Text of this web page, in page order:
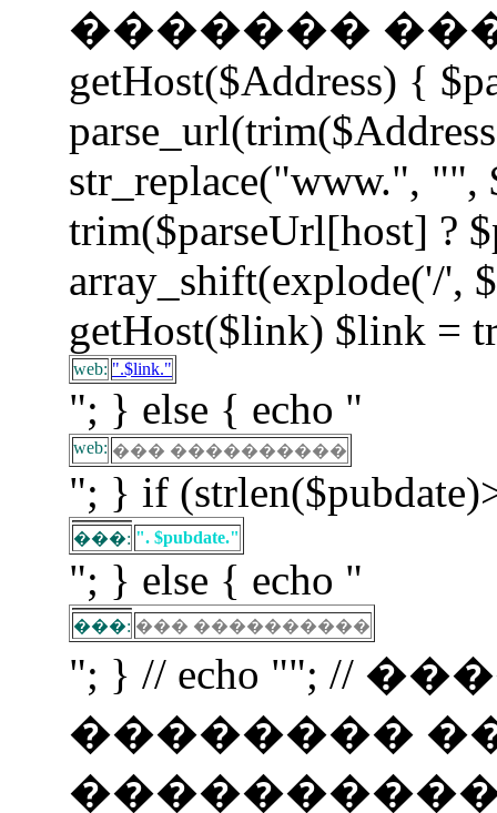
�������
getHost($Address) {
str_replace("www.", "",
trim($parseUrl[host] ?
array_shift(explode('/',
getHost($link) $link =
web: ".$link."
"; } else { echo "
web: ��� ����������
"; } if
���: ". $pubdate."
"; } else { echo "
���: ��� ����������
"; } // echo ""; //
��������
�����������! if